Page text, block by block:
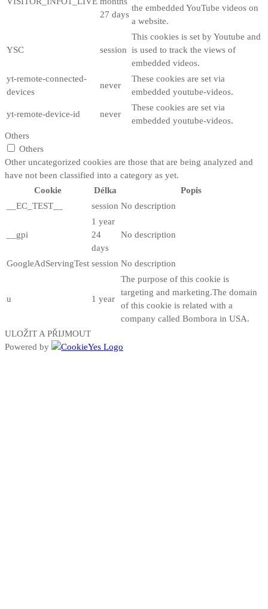
27 days
the embedded YouTube videos on
a website.
YSC session
This cookies is set by Youtube and
is used to track the views of
embedded videos.
yt-remote-connected-
devices
never
These cookies are set via
embedded youtube-videos.
yt-remote-device-id never
These cookies are set via
embedded youtube-videos.
Others
Others
Other uncategorized cookies are those that are being analyzed and
have not been classified into a category as yet.
Cookie
Délka
Popis
__EC_TEST__
session No description
__gpi
1 year
24
days
No description
GoogleAdServingTest session No description
u 1 year
The purpose of this cookie is
targeting and marketing.The domain
of this cookie is related with a
company called Bombora in USA.
ULOŽIT A PŘIJMOUT
Powered by